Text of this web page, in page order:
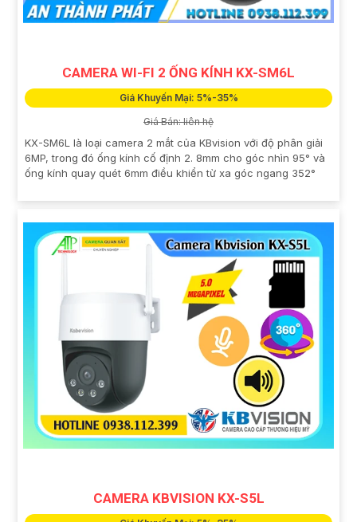
CAMERA WI-FI 2 ỐNG KÍNH KX-SM6L
Giá Khuyến Mại: 5%-35%
Giá Bán: liên hệ
KX-SM6L là loại camera 2 mắt của KBvision với độ phân giải
6MP, trong đó ống kính cố định 2. 8mm cho góc nhìn 95° và
ống kính quay quét 6mm điều khiển từ xa góc ngang 352°
CAMERA KBVISION KX-S5L